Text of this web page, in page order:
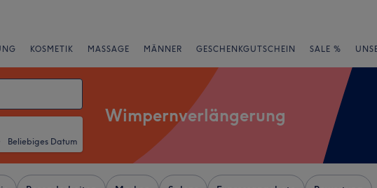
KOSMETIK MASSAGE MÄNNER GESCHENKGUTSCHEIN SALE %
Beliebiges Datum
Wimpernverlängerung